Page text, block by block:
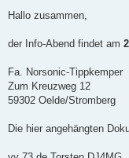
i
a
Hallo zusammen,
der Info-Abend findet am
Fa. Norsonic-Tippkemper
Zum Kreuzweg 12
59302 Oelde/Stromberg
Die hier angehängten